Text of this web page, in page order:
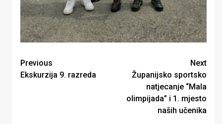
Continue
Reading
Previous
Ekskurzija 9. razreda
Next
Županijsko sportsko
natjecanje “Mala
olimpijada” i 1. mjesto
naših učenika